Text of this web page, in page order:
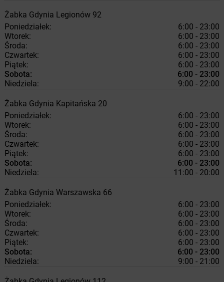
Żabka Gdynia Legionów 92
Poniedziałek:
6:00 - 23:00
Wtorek:
6:00 - 23:00
Środa:
6:00 - 23:00
Czwartek:
6:00 - 23:00
Piątek:
6:00 - 23:00
Sobota:
6:00 - 23:00
Niedziela:
9:00 - 22:00
Żabka Gdynia Kapitańska 20
Poniedziałek:
6:00 - 23:00
Wtorek:
6:00 - 23:00
Środa:
6:00 - 23:00
Czwartek:
6:00 - 23:00
Piątek:
6:00 - 23:00
Sobota:
6:00 - 23:00
Niedziela:
11:00 - 20:00
Żabka Gdynia Warszawska 66
Poniedziałek:
6:00 - 23:00
Wtorek:
6:00 - 23:00
Środa:
6:00 - 23:00
Czwartek:
6:00 - 23:00
Piątek:
6:00 - 23:00
Sobota:
6:00 - 23:00
Niedziela:
9:00 - 21:00